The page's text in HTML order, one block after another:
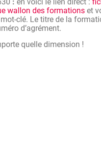
wallon des formations et
clé. Le titre de la
d’agrément.
quelle dimension !